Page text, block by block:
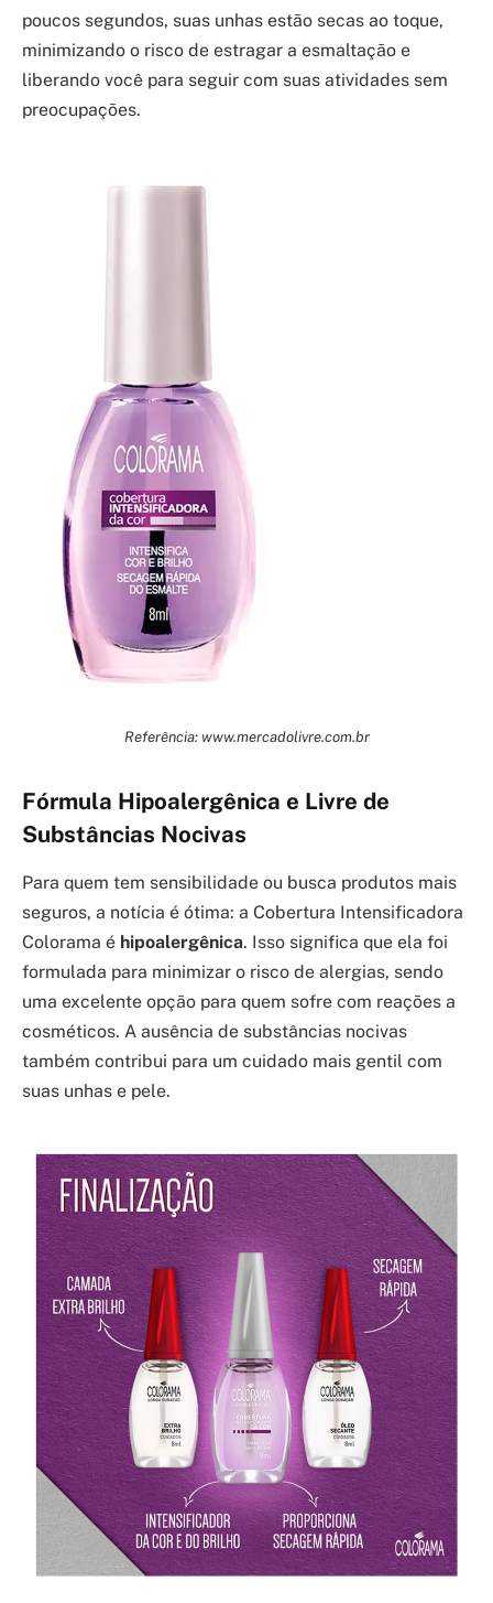
poucos segundos, suas unhas estão secas ao toque,
minimizando o risco de estragar a esmaltação e
liberando você para seguir com suas atividades sem
preocupações.
Referência: www.mercadolivre.com.br
Fórmula Hipoalergênica e Livre de
Substâncias Nocivas
Para quem tem sensibilidade ou busca produtos mais
seguros, a notícia é ótima: a Cobertura Intensificadora
Colorama é hipoalergênica. Isso significa que ela foi
formulada para minimizar o risco de alergias, sendo
uma excelente opção para quem sofre com reações a
cosméticos. A ausência de substâncias nocivas
também contribui para um cuidado mais gentil com
suas unhas e pele.